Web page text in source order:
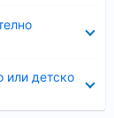
или детско